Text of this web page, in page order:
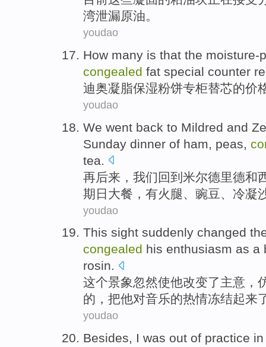
湾泄漏原油。
youdao
How many is that the moisture-
congealed fat special counter
迪奥凝脂保湿粉饼专柜替芯的价
youdao
We went back to Mildred and
Sunday dinner of ham peas
tea
再后来 ， 我们回到米尔德里德和
期日大餐 ， 有火腿 、豌豆、 冷凝
youdao
This sight suddenly changed
congealed his enthusiasm as a
rosin.
这个景象忽然使他改变了主意 ，
的，把他对音乐的热情冻结起来
youdao
Besides, I was out of practice